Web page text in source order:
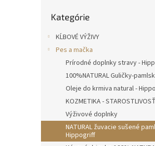
kategórie
Kategórie
KĹBOVÉ VÝŽIVY
Pes a mačka
Prírodné doplnky stravy -
100%NATURAL Guličky-
Oleje do krmiva natural -
KOZMETIKA - STAROSTLIVOSŤ
Výživové doplnky
NATURAL žuvacie sušené
Hippogriff